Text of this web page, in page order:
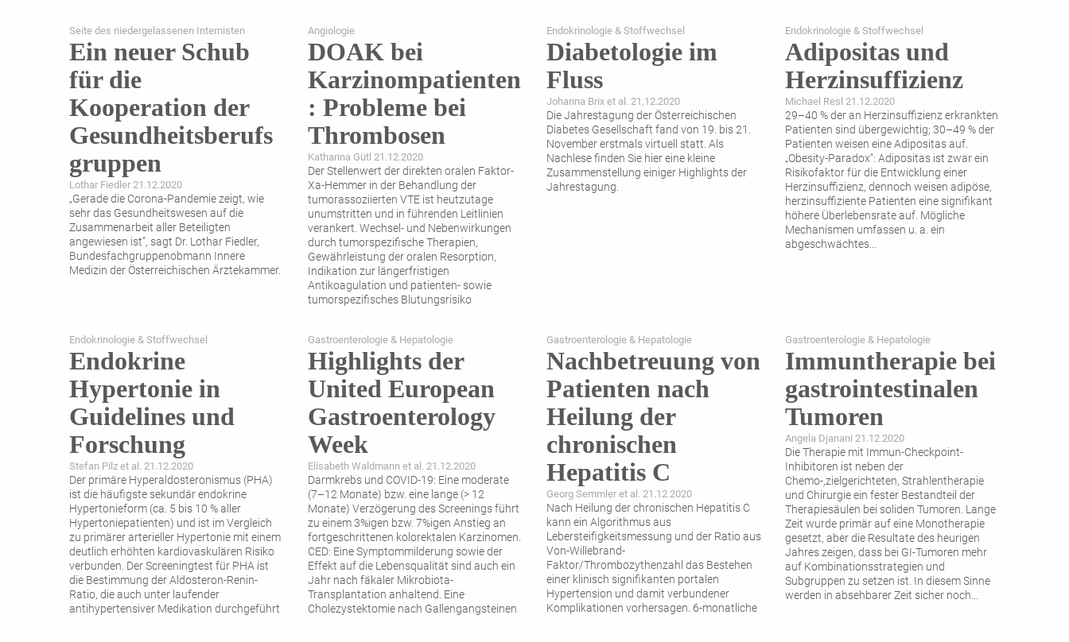
Seite des niedergelassenen Internisten
Ein neuer Schub
für die
Kooperation der
Gesundheitsberufs
gruppen
Lothar Fiedler 21.12.2020
„Gerade die Corona-Pandemie zeigt, wie
sehr das Gesundheitswesen auf die
Zusammenarbeit aller Beteiligten
angewiesen ist“, sagt Dr. Lothar Fiedler,
Bundesfachgruppenobmann Innere
Medizin der Österreichischen Ärztekammer.
Angiologie
DOAK bei
Karzinompatienten
: Probleme bei
Thrombosen
Katharina Gütl 21.12.2020
Der Stellenwert der direkten oralen Faktor-
Xa-Hemmer in der Behandlung der
tumorassoziierten VTE ist heutzutage
unumstritten und in führenden Leitlinien
verankert. Wechsel- und Nebenwirkungen
durch tumorspezifische Therapien,
Gewährleistung der oralen Resorption,
Indikation zur längerfristigen
Antikoagulation und patienten- sowie
tumorspezifisches Blutungsrisiko
Endokrinologie & Stoffwechsel
Diabetologie im
Fluss
Johanna Brix et al. 21.12.2020
Die Jahrestagung der Österreichischen
Diabetes Gesellschaft fand von 19. bis 21.
November erstmals virtuell statt. Als
Nachlese finden Sie hier eine kleine
Zusammenstellung einiger Highlights der
Jahrestagung.
Endokrinologie & Stoffwechsel
Adipositas und
Herzinsuffizienz
Michael Resl 21.12.2020
29–40 % der an Herzinsuffizienz erkrankten
Patienten sind übergewichtig; 30–49 % der
Patienten weisen eine Adipositas auf.
„Obesity-Paradox“: Adipositas ist zwar ein
Risikofaktor für die Entwicklung einer
Herzinsuffizienz, dennoch weisen adipöse,
herzinsuffiziente Patienten eine signifikant
höhere Überlebensrate auf. Mögliche
Mechanismen umfassen u. a. ein
abgeschwächtes...
Endokrinologie & Stoffwechsel
Endokrine
Hypertonie in
Guidelines und
Forschung
Stefan Pilz et al. 21.12.2020
Der primäre Hyperaldosteronismus (PHA)
ist die häufigste sekundär endokrine
Hypertonieform (ca. 5 bis 10 % aller
Hypertoniepatienten) und ist im Vergleich
zu primärer arterieller Hypertonie mit einem
deutlich erhöhten kardiovaskulären Risiko
verbunden. Der Screeningtest für PHA ist
die Bestimmung der Aldosteron-Renin-
Ratio, die auch unter laufender
antihypertensiver Medikation durchgeführt
Gastroenterologie & Hepatologie
Highlights der
United European
Gastroenterology
Week
Elisabeth Waldmann et al. 21.12.2020
Darmkrebs und COVID-19: Eine moderate
(7–12 Monate) bzw. eine lange (> 12
Monate) Verzögerung des Screenings führt
zu einem 3%igen bzw. 7%igen Anstieg an
fortgeschrittenen kolorektalen Karzinomen.
CED: Eine Symptommilderung sowie der
Effekt auf die Lebensqualität sind auch ein
Jahr nach fäkaler Mikrobiota-
Transplantation anhaltend. Eine
Cholezystektomie nach Gallengangsteinen
Gastroenterologie & Hepatologie
Nachbetreuung von
Patienten nach
Heilung der
chronischen
Hepatitis C
Georg Semmler et al. 21.12.2020
Nach Heilung der chronischen Hepatitis C
kann ein Algorithmus aus
Lebersteifigkeitsmessung und der Ratio aus
Von-Willebrand-
Faktor/Thrombozythenzahl das Bestehen
einer klinisch signifikanten portalen
Hypertension und damit verbundener
Komplikationen vorhersagen. 6-monatliche
Gastroenterologie & Hepatologie
Immuntherapie bei
gastrointestinalen
Tumoren
Angela Djanani 21.12.2020
Die Therapie mit Immun-Checkpoint-
Inhibitoren ist neben der
Chemo-,zielgerichteten, Strahlentherapie
und Chirurgie ein fester Bestandteil der
Therapiesäulen bei soliden Tumoren. Lange
Zeit wurde primär auf eine Monotherapie
gesetzt, aber die Resultate des heurigen
Jahres zeigen, dass bei GI-Tumoren mehr
auf Kombinationsstrategien und
Subgruppen zu setzen ist. In diesem Sinne
werden in absehbarer Zeit sicher noch...